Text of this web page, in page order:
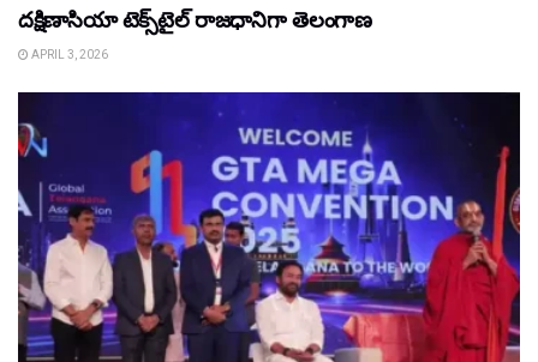
దక్షిణాసియా టెక్స్‌టైల్ రాజధానిగా తెలంగాణ
APRIL 3, 2026